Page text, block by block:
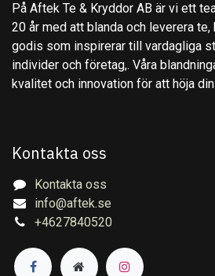
På Aftek Te & Kryddor AB är vi ett
20 år med att blanda och leverera
godis som inspirerar till vardagliga
individer och företag,. Våra
kvalitet och innovation för att höja
Kontakta oss
Kontakta oss
info@aftek.se
+4627840520